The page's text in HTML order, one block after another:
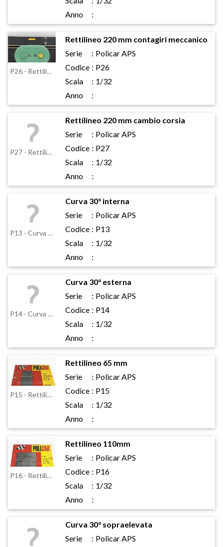
Anno
:
P26 - Rettilineo 220 mm contagiri meccanico
Rettilineo 220 mm contagiri meccanico
Serie
: Policar APS
Codice : P26
Scala
: 1/32
Anno
:
P27 - Rettilineo 220 mm cambio corsia
Rettilineo 220 mm cambio corsia
Serie
: Policar APS
Codice : P27
Scala
: 1/32
Anno
:
P13 - Curva 30° interna
Curva 30° interna
Serie
: Policar APS
Codice : P13
Scala
: 1/32
Anno
:
P14 - Curva 30° esterna
Curva 30° esterna
Serie
: Policar APS
Codice : P14
Scala
: 1/32
Anno
:
P15 - Rettilineo 65 mm
Rettilineo 65 mm
Serie
: Policar APS
Codice : P15
Scala
: 1/32
Anno
:
P16 - Rettilineo 110mm
Rettilineo 110mm
Serie
: Policar APS
Codice : P16
Scala
: 1/32
Anno
:
Curva 30° sopraelevata
Serie
: Policar APS